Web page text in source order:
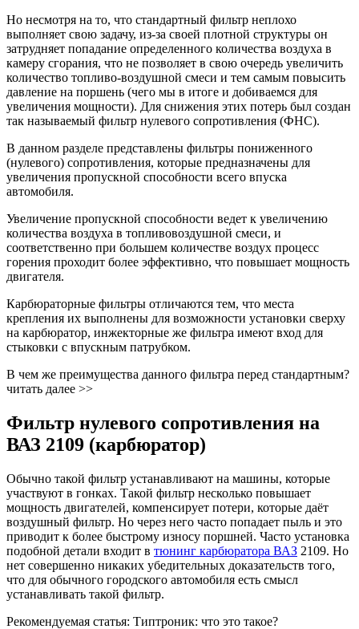
Но несмотря на то, что стандартный фильтр неплохо
выполняет свою задачу, из-за своей плотной структуры он
затрудняет попадание определенного количества воздуха в
камеру сгорания, что не позволяет в свою очередь увеличить
количество топливо-воздушной смеси и тем самым повысить
давление на поршень (чего мы в итоге и добиваемся для
увеличения мощности). Для снижения этих потерь был создан
так называемый фильтр нулевого сопротивления (ФНС).
В данном разделе представлены фильтры пониженного
(нулевого) сопротивления, которые предназначены для
увеличения пропускной способности всего впуска
автомобиля.
Увеличение пропускной способности ведет к увеличению
количества воздуха в топливовоздушной смеси, и
соответственно при большем количестве воздух процесс
горения проходит более эффективно, что повышает мощность
двигателя.
Карбюраторные фильтры отличаются тем, что места
крепления их выполнены для возможности установки сверху
на карбюратор, инжекторные же фильтра имеют вход для
стыковки с впускным патрубком.
В чем же преимущества данного фильтра перед стандартным?
читать далее >>
Фильтр нулевого сопротивления на
ВАЗ 2109 (карбюратор)
Обычно такой фильтр устанавливают на машины, которые
участвуют в гонках. Такой фильтр несколько повышает
мощность двигателей, компенсирует потери, которые даёт
воздушный фильтр. Но через него часто попадает пыль и это
приводит к более быстрому износу поршней. Часто установка
подобной детали входит в тюнинг карбюратора ВАЗ 2109. Но
нет совершенно никаких убедительных доказательств того,
что для обычного городского автомобиля есть смысл
устанавливать такой фильтр.
Рекомендуемая статья: Типтроник: что это такое?